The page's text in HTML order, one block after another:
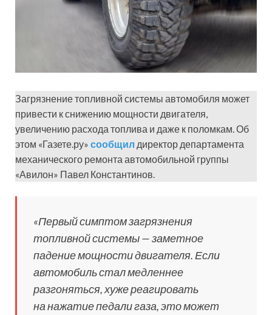
Загрязнение топливной системы автомобиля может
привести к снижению мощности двигателя,
увеличению расхода топлива и даже к поломкам. Об
этом «Газете.ру» сообщил директор департамента
механического ремонта автомобильной группы
«Авилон» Павел Константинов.
«Первый симптом загрязнения
топливной системы — заметное
падение мощности двигателя. Если
автомобиль стал медленнее
разгоняться, хуже реагировать
на нажатие педали газа, это может